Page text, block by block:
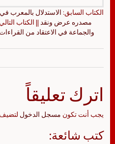
الكتاب السابق: الاستدلال بالمعرب
مصدره عرض ونقد || الكتاب
والجماعة في الاعتقاد من
اترك تعليقاً
يجب أنت تكون مسجل الدخول لتضيف
كتب شائعة: